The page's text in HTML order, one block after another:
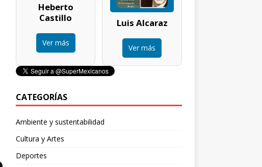
Heberto
Castillo
Ver más
Luis Alcaraz
Ver más
CATEGORÍAS
Ambiente y sustentabilidad
Cultura y Artes
Deportes